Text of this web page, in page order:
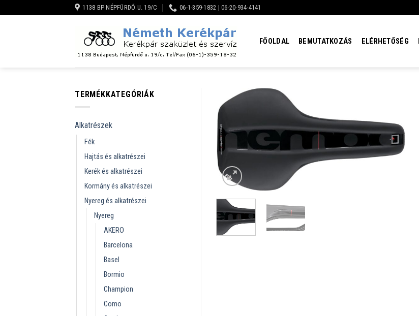
to
1138 BP NÉPFÜRDŐ U. 19/C 06-1-359-1832 | 06-20-934-4141
FŐOLDAL BEMUTATKOZÁS ELÉRHETŐSÉG
TERMÉKKATEGÓRIÁK
Alkatrészek
Fék
Hajtás és alkatrészei
Kerék és alkatrészei
Kormány és alkatrészei
Nyereg és alkatrészei
Nyereg
AKERO
Barcelona
Basel
Bormio
Champion
Como